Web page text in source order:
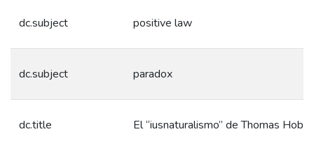
dc.subject positive law
dc.subject paradox
dc.title El “iusnaturalismo” de Thomas